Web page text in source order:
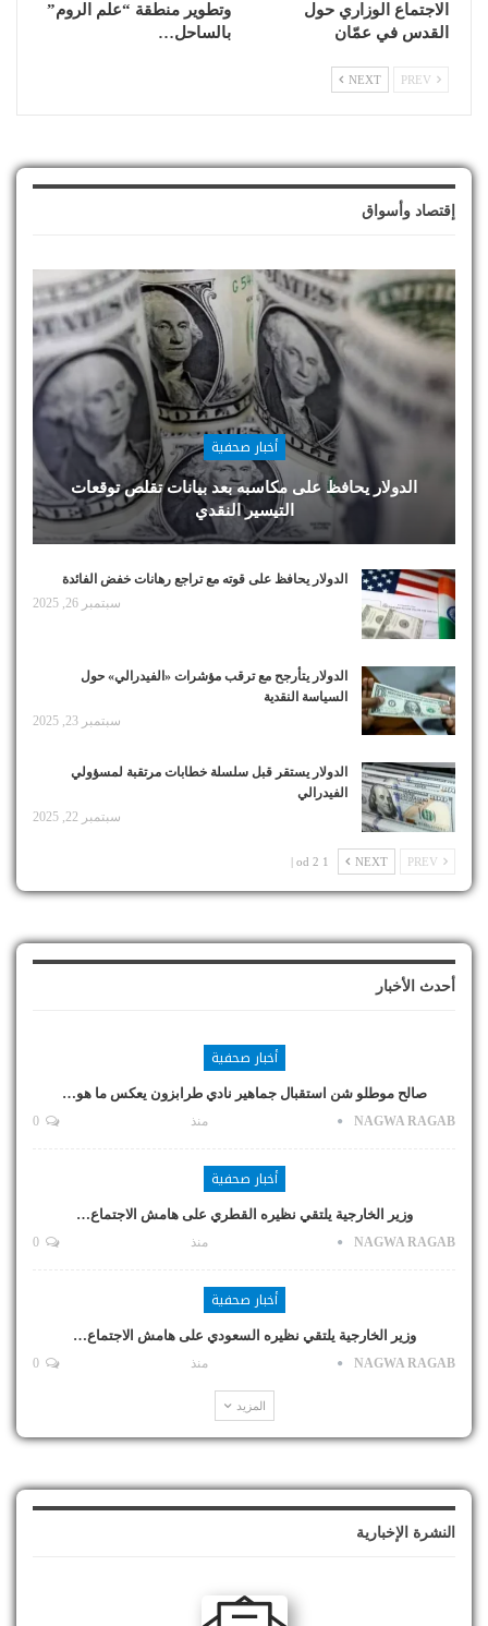
الاجتماع الوزاري حول
القدس في عمّان
وتطوير منطقة “علم الروم”
بالساحل…
NEXT
إقتصاد وأسواق
أخبار صحفية
الدولار يحافظ على مكاسبه بعد بيانات تقلص توقعات
التيسير النقدي
الدولار يحافظ على قوته مع تراجع رهانات خفض الفائدة
سبتمبر 26, 2025
الدولار يتأرجح مع ترقب مؤشرات «الفيدرالي» حول
السياسة النقدية
سبتمبر 23, 2025
الدولار يستقر قبل سلسلة خطابات مرتقبة لمسؤولي
الفيدرالي
سبتمبر 22, 2025
NEXT
1 od 2 |
أحدث الأخبار
أخبار صحفية
صالح موطلو شن استقبال جماهير نادي طرابزون يعكس ما هو…
NAGWA RAGAB منذ
أخبار صحفية
وزير الخارجية يلتقي نظيره القطري على هامش الاجتماع…
NAGWA RAGAB منذ
أخبار صحفية
وزير الخارجية يلتقي نظيره السعودي على هامش الاجتماع…
NAGWA RAGAB منذ
المزيد
النشرة الإخبارية